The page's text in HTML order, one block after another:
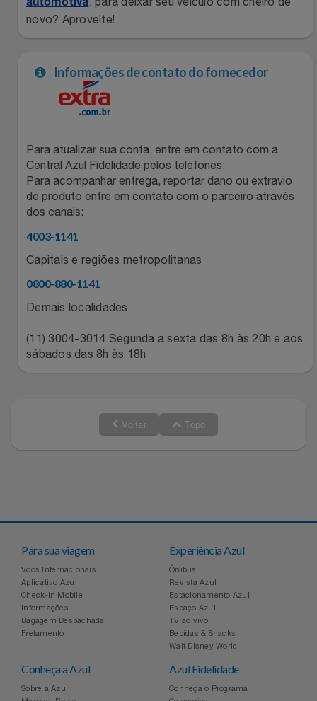
Relógios
Vestuário
Stanley Pmi
Top Store
Três Corações
Weconnect
automotiva
novo? Aproveite!
Informações de contato do fornecedor
Para atualizar sua conta, entre em contato com a
Central Azul Fidelidade pelos telefones:
Para acompanhar entrega, reportar dano ou extravio
de produto entre em contato com o parceiro através
dos canais:
4003-1141
Capitais e regiões metropolitanas
0800-880-1141
Demais localidades
(11) 3004-3014 Segunda a sexta das 8h às 20h e aos
sábados das 8h às 18h
Voltar Topo
Para sua viagem
Voos Internacionais
Aplicativo Azul
Check-in Mobile
Informações
Bagagem Despachada
Fretamento
Experiência Azul
Ônibus
Revista Azul
Estacionamento Azul
Espaço Azul
TV ao vivo
Bebidas & Snacks
Walt Disney World
Conheça a Azul
Sobre a Azul
Azul Fidelidade
Conheça o Programa